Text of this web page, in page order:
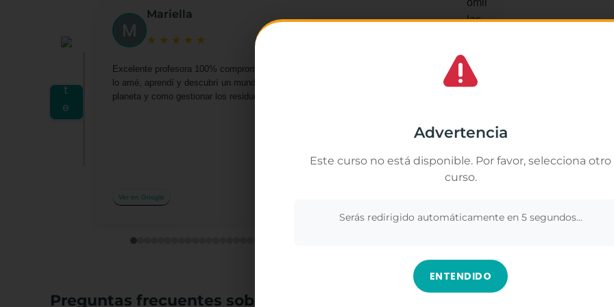
Gestionar el consentimiento de las cookies
mostrarte publicidad relacionada con tus preferencias en base a un perfil
a partir de tus hábitos de navegación (por ejemplo, páginas visitadas). Puedes
su uso pulsando el botón "Ver preferencias".
Mariella
★ ★ ★ ★ ★
Excelente profesora 100% comprometida por darnos lo mejor. Lástima que terminó el curso
lo amé, aprendí y descubrí un mundo lleno de oportunidades. De ser más amable con el
planeta y como gestionar los residuos desde casa y a nivel industrial.
Ver en Google
más sobre este
Preguntas frecuentes sobre el curso
Advertencia
Este curso no está disponible. Por favor, selecciona otro
curso.
Serás redirigido automáticamente en 4 segundos...
ENTENDIDO